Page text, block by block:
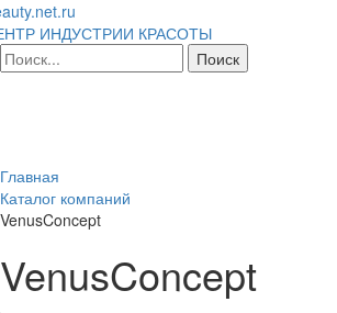
ИНДУСТРИИ КРАСОТЫ
Главная
Каталог компаний
VenusConcept
VenusConcept